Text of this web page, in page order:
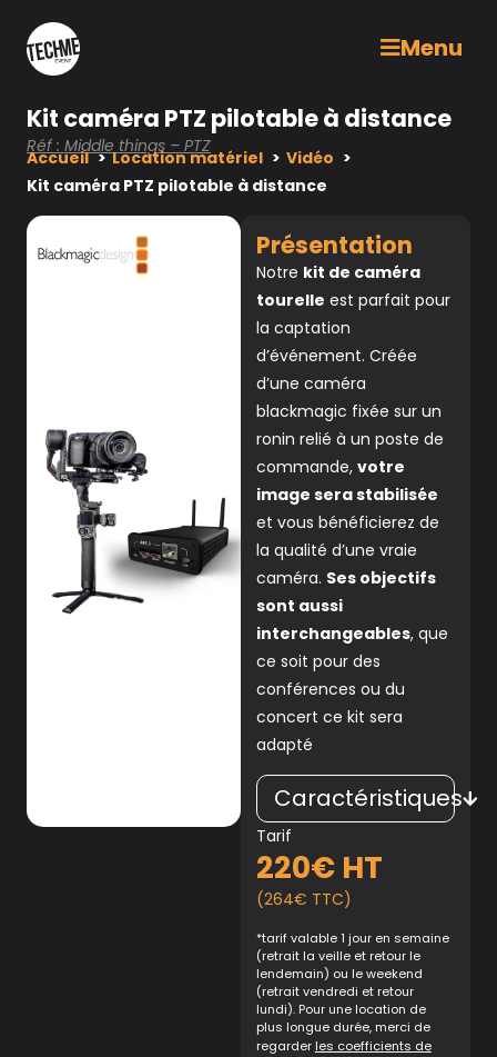
Menu
Kit caméra PTZ pilotable à distance
Réf : Middle things – PTZ
Accueil Location matériel
Vidéo
Kit caméra PTZ pilotable à distance
Présentation
Notre kit de caméra
tourelle est parfait pour
la captation
d’événement. Créée
d’une caméra
blackmagic fixée sur un
ronin relié à un poste de
commande, votre
image sera stabilisée
et vous bénéficierez de
la qualité d’une vraie
caméra. Ses objectifs
sont aussi
interchangeables, que
ce soit pour des
conférences ou du
concert ce kit sera
adapté
Caractéristiques
Tarif
220€ HT
(264€ TTC)
*tarif valable 1 jour en semaine
(retrait la veille et retour le
lendemain) ou le weekend
(retrait vendredi et retour
lundi). Pour une location de
plus longue durée, merci de
regarder les coefficients de